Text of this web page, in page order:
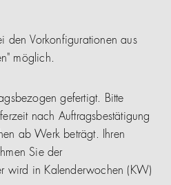
den Vorkonfigurationen aus
möglich.
gefertigt. Bitte
nach Auftragsbestätigung
ab Werk beträgt. Ihren
Sie der
wird in Kalenderwochen (KW)